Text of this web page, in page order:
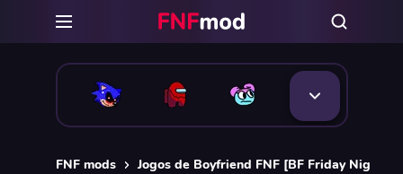
FNF mods Jogos de Boyfriend FNF [BF Friday Night